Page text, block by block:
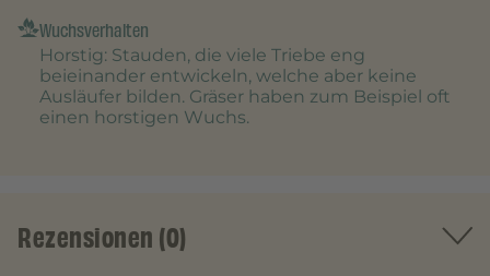
Wuchsverhalten
Horstig: Stauden, die viele Triebe eng
beieinander entwickeln, welche aber keine
Ausläufer bilden. Gräser haben zum Beispiel oft
einen horstigen Wuchs.
Rezensionen (0)